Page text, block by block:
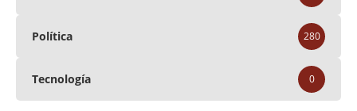
Política 280
Tecnología 0